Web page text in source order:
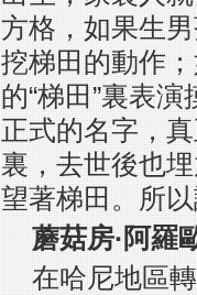
方格，如果生
挖梯田的動作
的“梯田”裏表
正式的名字，
裏，去世後也
望著梯田。所
蘑菇房·阿羅
在哈尼地區